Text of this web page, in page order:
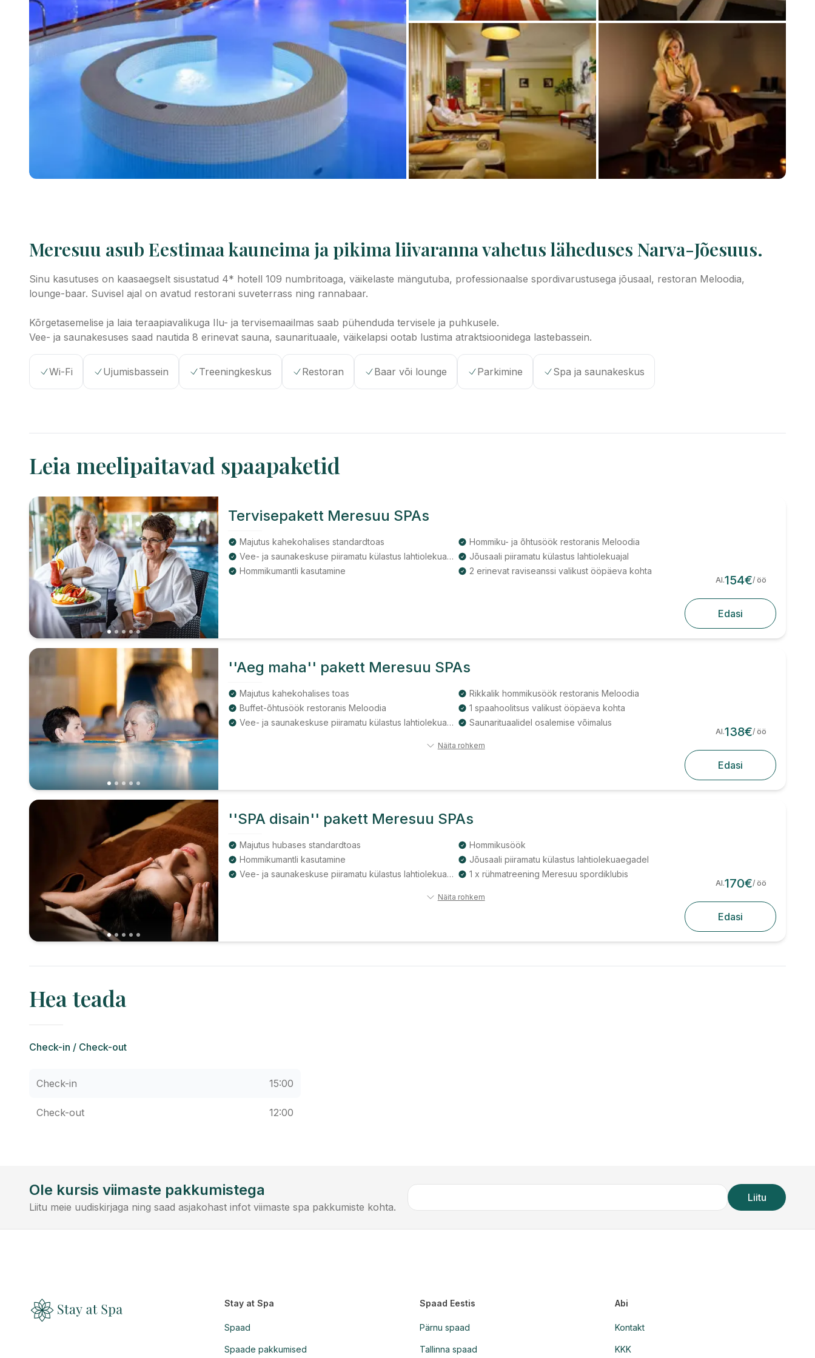
Meresuu asub Eestimaa kauneima ja pikima liivaranna vahetus läheduses Narva-Jõesuus.
Sinu kasutuses on kaasaegselt sisustatud 4* hotell 109 numbritoaga, väikelaste mängutuba, professionaalse spordivarustusega jõusaal, restoran Meloodia,
lounge-baar. Suvisel ajal on avatud restorani suveterrass ning rannabaar.
Kõrgetasemelise ja laia teraapiavalikuga Ilu- ja tervisemaailmas saab pühenduda tervisele ja puhkusele.
Vee- ja saunakesuses saad nautida 8 erinevat sauna, saunarituaale, väikelapsi ootab lustima atraktsioonidega lastebassein.
Wi-Fi Ujumisbassein Treeningkeskus Restoran Baar või lounge Parkimine Spa ja saunakeskus
Leia meelipaitavad spaapaketid
Tervisepakett Meresuu SPAs
Majutus kahekohalises standardtoas
Hommiku- ja õhtusöök restoranis Meloodia
Vee- ja saunakeskuse piiramatu külastus lahtiolekuajal
Jõusaali piiramatu külastus lahtiolekuajal
Hommikumantli kasutamine
2 erinevat raviseanssi valikust ööpäeva kohta
Al.154€/ öö
Edasi
''Aeg maha'' pakett Meresuu SPAs
Majutus kahekohalises toas
Rikkalik hommikusöök restoranis Meloodia
Buffet-õhtusöök restoranis Meloodia
1 spaahoolitsus valikust ööpäeva kohta
Vee- ja saunakeskuse piiramatu külastus lahtiolekuajal
Saunarituaalidel osalemise võimalus
Näita rohkem
Al.138€/ öö
Edasi
''SPA disain'' pakett Meresuu SPAs
Majutus hubases standardtoas
Hommikusöök
Hommikumantli kasutamine
Jõusaali piiramatu külastus lahtiolekuaegadel
Vee- ja saunakeskuse piiramatu külastus lahtiolekuaegadel
1 x rühmatreening Meresuu spordiklubis
Näita rohkem
Al.170€/ öö
Edasi
Hea teada
Check-in / Check-out
Check-in 15:00
Check-out 12:00
Ole kursis viimaste pakkumistega
Liitu meie uudiskirjaga ning saad asjakohast infot viimaste spa pakkumiste kohta.
Liitu
Stay at Spa
Spaad
Spaade pakkumised
Spaad Eestis
Pärnu spaad
Tallinna spaad
Abi
Kontakt
KKK